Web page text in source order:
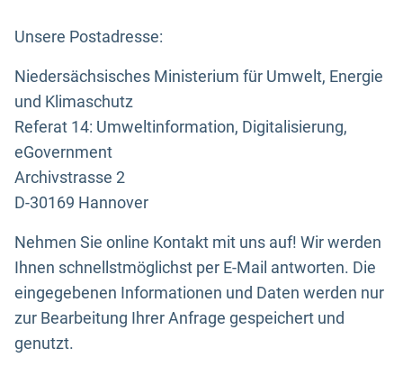
Unsere Postadresse:
Niedersächsisches Ministerium für Umwelt, Energie
und Klimaschutz
Referat 14: Umweltinformation, Digitalisierung,
eGovernment
Archivstrasse 2
D-30169 Hannover
Nehmen Sie online Kontakt mit uns auf! Wir werden
Ihnen schnellstmöglichst per E-Mail antworten. Die
eingegebenen Informationen und Daten werden nur
zur Bearbeitung Ihrer Anfrage gespeichert und
genutzt.